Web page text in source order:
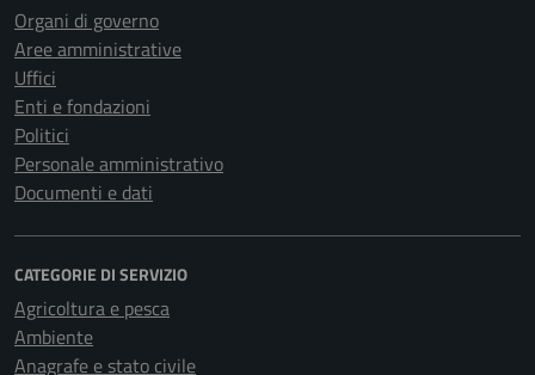
Organi di governo
Aree amministrative
Uffici
Enti e fondazioni
Politici
Personale amministrativo
Documenti e dati
CATEGORIE DI SERVIZIO
Agricoltura e pesca
Ambiente
Anagrafe e stato civile